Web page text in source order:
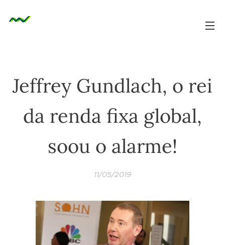
Jeffrey Gundlach, o rei
da renda fixa global,
soou o alarme!
11/05/2019